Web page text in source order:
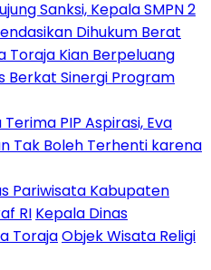
Sanksi, Kepala SMPN 2
Dihukum Berat
Toraja Kian Berpeluang
Berkat Sinergi Program
PIP Aspirasi, Eva
Tak Boleh Terhenti karena
Pariwisata Kabupaten
RI Kepala Dinas
TorajaObjek Wisata Religi